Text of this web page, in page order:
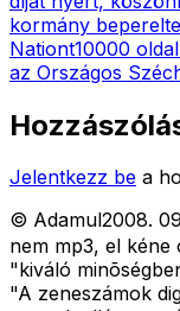
kormány
Nationt10000
az Országos
Jelentkezz be a
© Adamul2008.
nem mp3, el kéne
"kiváló
"A zeneszámok